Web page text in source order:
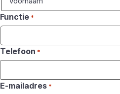
Functie *
Telefoon *
E-mailadres *